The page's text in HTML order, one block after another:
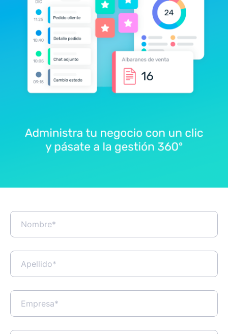
mayor grado de adaptación.
Mayor tiempo de aprendizaje.El formato
BC3 requiere un tiempo de formación
más elevado que otras soluciones. Esto
limita a los profesionales no
familiarizados con la herramienta,
dificultando su adopción.
colaboración resulta compleja en BC3.
Esto puede afectar la eficiencia a la hora
Integración.BC3 tiene capacidad de
de proyectos, pero esta es limitada en
habituales.
Con todo esto, queda reflejado que, en
de mayor versatilidad puede suponer una